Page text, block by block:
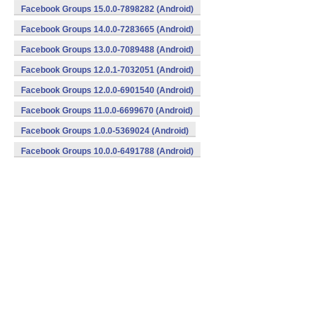
Facebook Groups 15.0.0-7898282 (Android)
Facebook Groups 14.0.0-7283665 (Android)
Facebook Groups 13.0.0-7089488 (Android)
Facebook Groups 12.0.1-7032051 (Android)
Facebook Groups 12.0.0-6901540 (Android)
Facebook Groups 11.0.0-6699670 (Android)
Facebook Groups 1.0.0-5369024 (Android)
Facebook Groups 10.0.0-6491788 (Android)